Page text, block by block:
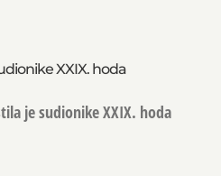
XXIX. hoda
je sudionike XXIX. hoda